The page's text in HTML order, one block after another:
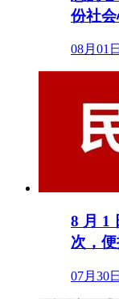
份社
08月01
8 月 1
次，
07月30